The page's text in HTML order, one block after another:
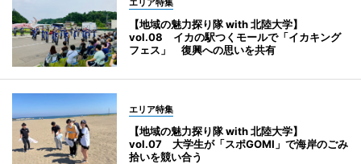
【地域の魅力探り隊 with 北陸大学】
vol.08 イカの駅つくモールで「イカキング
フェス」 復興への思いを共有
エリア特集
【地域の魅力探り隊 with 北陸大学】
vol.07 大学生が「スポGOMI」で海岸のごみ
拾いを競い合う